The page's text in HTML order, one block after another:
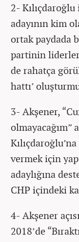
2-
adayının kim
ortak paydada
partinin
de rahatça
hattı’
3- Akşener,
olmayacağım”
vermek için
adaylığına
CHP içindeki
4- Akşener
2018’de